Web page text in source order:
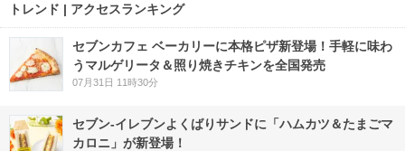
トレンド | アクセスランキング
セブンカフェ ベーカリーに本格ピザ新登場！手軽に味わ
うマルゲリータ＆照り焼きチキンを全国発売
07月31日 11時30分
セブン‐イレブンよくばりサンドに「ハムカツ＆たまごマ
カロニ」が新登場！